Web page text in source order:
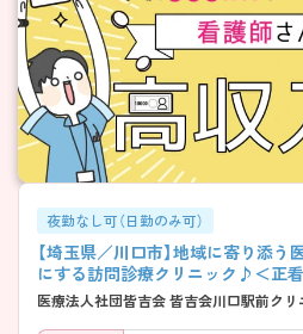
夜勤なし可（日勤のみ可）
【埼玉県／川口市】地域に寄り添
にする訪問診療クリニック♪＜正看
医療法人社団皆吉会 皆吉会川口駅前ク